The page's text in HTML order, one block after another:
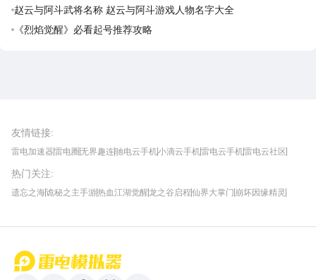
费领取攻略
赵云与阿斗武将名称 赵云与阿斗游戏人物名字大全
《烈焰觉醒》必看起号推荐攻略
友情链接:
雷电加速器雷电圈无界趣连驰电云手机小滴云手机雷电云手机雷电云社区
我爱vr网华军软件园
热门关注:
遗忘之海诡秘之主手游热血江湖觉醒龙之谷启程仙界大掌门 崩坏因缘精灵
首页